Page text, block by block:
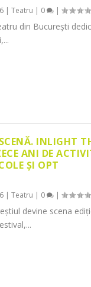
| Teatru | 0 |
din București
INLIGHT
ANI DE
ȘI OPT
| Teatru | 0 |
devine scena